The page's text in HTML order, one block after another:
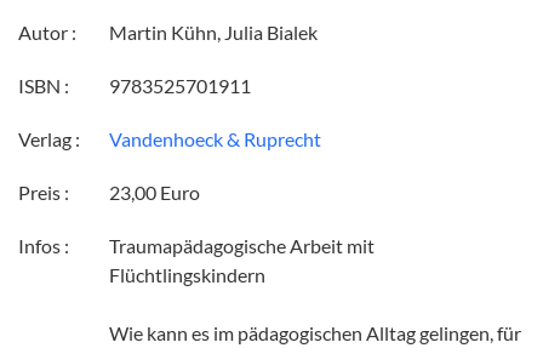
Autor : Martin Kühn, Julia Bialek
ISBN : 9783525701911
Verlag : Vandenhoeck & Ruprecht
Preis : 23,00 Euro
Infos :
Traumapädagogische Arbeit mit
Flüchtlingskindern
Wie kann es im pädagogischen Alltag gelingen, für